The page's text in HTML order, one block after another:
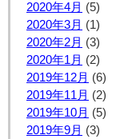
2020年4月 (5)
2020年3月 (1)
2020年2月 (3)
2020年1月 (2)
2019年12月 (6)
2019年11月 (2)
2019年10月 (5)
2019年9月 (3)